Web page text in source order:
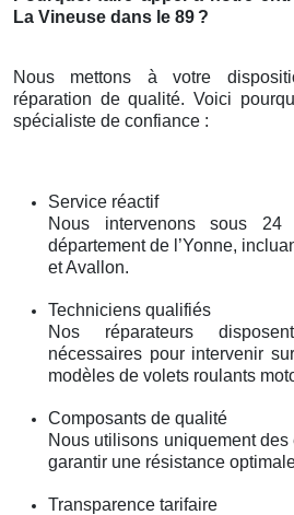
La Vineuse dans le 89 ?
Nous mettons à votre
réparation de qualité. Voici
spécialiste de confiance :
Service réactif
Nous intervenons sous
département de l’Yonne,
et Avallon.
Techniciens qualifiés
Nos réparateurs
nécessaires pour intervenir
modèles de volets roulants
Composants de qualité
Nous utilisons uniquement des
garantir une résistance
Transparence tarifaire